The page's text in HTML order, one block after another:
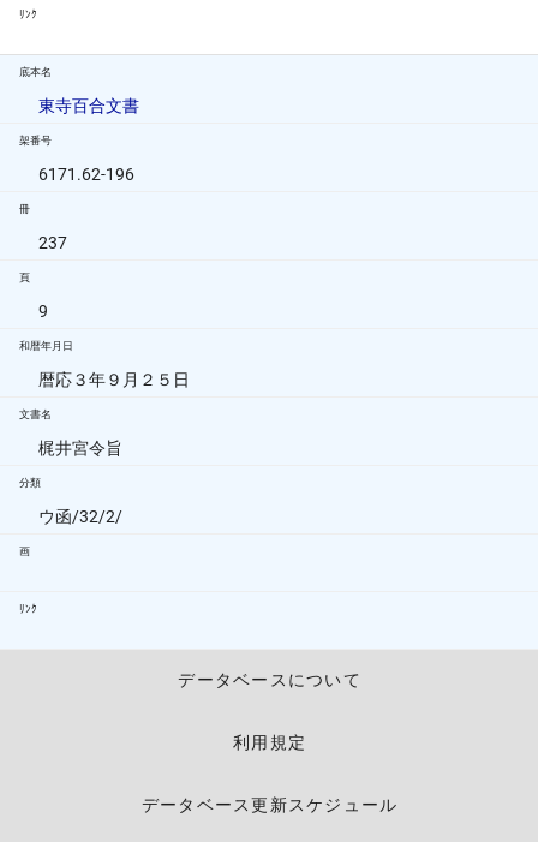
ﾘﾝｸ
底本名
東寺百合文書
架番号
6171.62-196
冊
237
頁
9
和暦年月日
暦応３年９月２５日
文書名
梶井宮令旨
分類
ウ函/32/2/
画
ﾘﾝｸ
データベースについて
利用規定
データベース更新スケジュール